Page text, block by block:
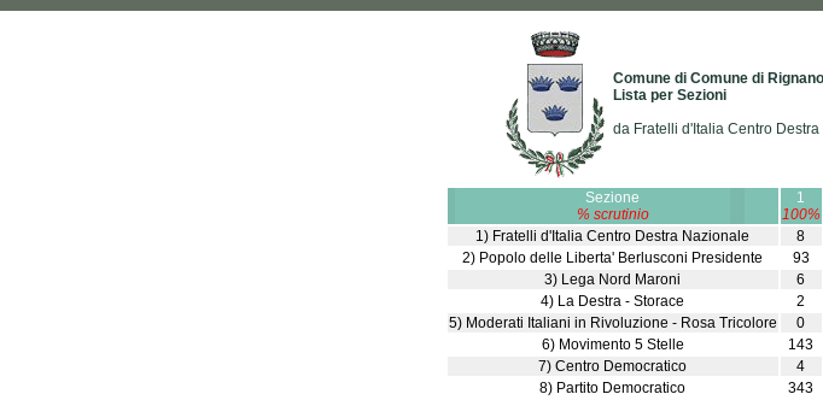
Comune di Comune di
Lista per Sezioni
da Fratelli d'Italia Centro
Sezione
% scrutinio
1
100%
1) Fratelli d'Italia Centro Destra Nazionale
8
2) Popolo delle Liberta' Berlusconi Presidente
93
3) Lega Nord Maroni
6
4) La Destra - Storace
2
5) Moderati Italiani in Rivoluzione - Rosa Tricolore
0
6) Movimento 5 Stelle
143
7) Centro Democratico
4
8) Partito Democratico
343